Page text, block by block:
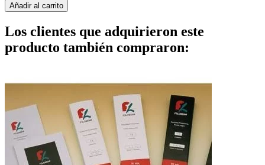
Añadir al carrito
Los clientes que adquirieron este
producto también compraron: